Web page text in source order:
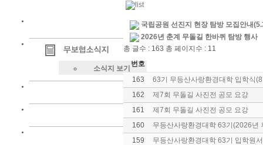
소식지 보기
국립공원 선진지 현장 탐방 모집안내
2026년 춘계 무돌길 한바퀴 탐방 행사
총 글수 : 163 총 페이지수 : 11
번호
163
63기 무등산사랑환경대학 입학식
162
제7회 무돌길 사진전 공모 요강
161
제7회 무돌길 사진전 공모 요강
160
무등산사랑환경대학 63기(2026년
159
무등산사랑환경대학 63기 입학원